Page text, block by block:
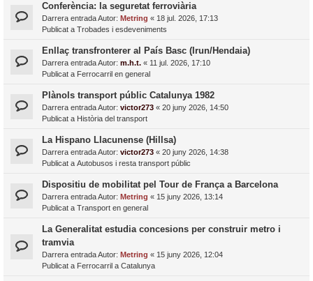
Conferència: la seguretat ferroviària
Darrera entrada Autor: Metring « 18 jul. 2026, 17:13
Publicat a Trobades i esdeveniments
Enllaç transfronterer al País Basc (Irun/Hendaia)
Darrera entrada Autor: m.h.t. « 11 jul. 2026, 17:10
Publicat a Ferrocarril en general
Plànols transport públic Catalunya 1982
Darrera entrada Autor: victor273 « 20 juny 2026, 14:50
Publicat a Història del transport
La Hispano Llacunense (Hillsa)
Darrera entrada Autor: victor273 « 20 juny 2026, 14:38
Publicat a Autobusos i resta transport públic
Dispositiu de mobilitat pel Tour de França a Barcelona
Darrera entrada Autor: Metring « 15 juny 2026, 13:14
Publicat a Transport en general
La Generalitat estudia concesions per construir metro i
tramvia
Darrera entrada Autor: Metring « 15 juny 2026, 12:04
Publicat a Ferrocarril a Catalunya